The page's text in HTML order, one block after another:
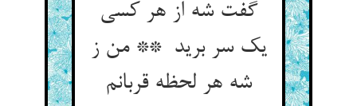
گفت شه از هر کسی
یک سر برید ** من ز
شه هر لحظه قربانم